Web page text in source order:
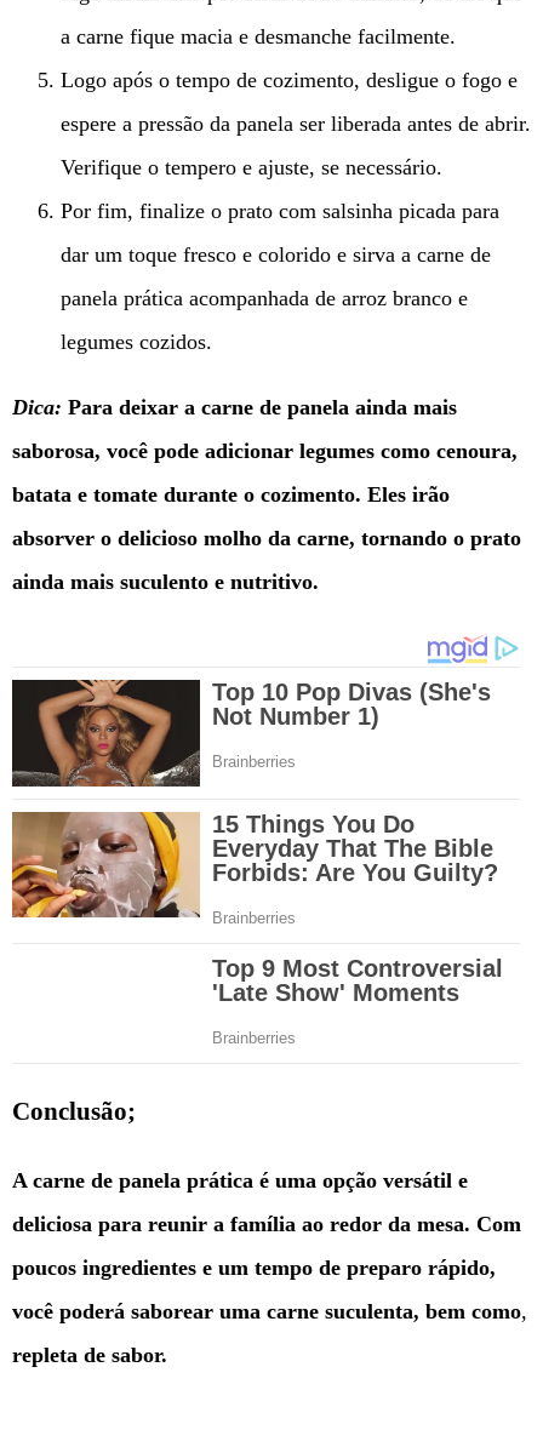
a carne fique macia e desmanche facilmente.
Logo após o tempo de cozimento, desligue o fogo e
espere a pressão da panela ser liberada antes de abrir.
Verifique o tempero e ajuste, se necessário.
Por fim, finalize o prato com salsinha picada para
dar um toque fresco e colorido e sirva a carne de
panela prática acompanhada de arroz branco e
legumes cozidos.
Dica: Para deixar a carne de panela ainda mais
saborosa, você pode adicionar legumes como cenoura,
batata e tomate durante o cozimento. Eles irão
absorver o delicioso molho da carne, tornando o prato
ainda mais suculento e nutritivo.
Conclusão;
A carne de panela prática é uma opção versátil e
deliciosa para reunir a família ao redor da mesa. Com
poucos ingredientes e um tempo de preparo rápido,
você poderá saborear uma carne suculenta, bem como,
repleta de sabor.